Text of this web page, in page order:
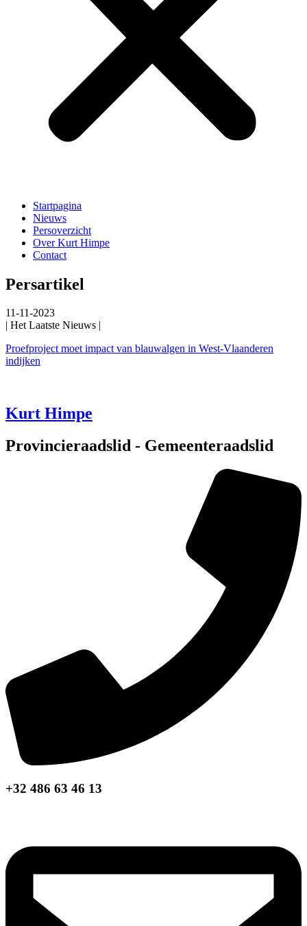
Startpagina
Nieuws
Persoverzicht
Over Kurt Himpe
Contact
Persartikel
11-11-2023
| Het Laatste Nieuws |
Proefproject moet impact van blauwalgen in West-Vlaanderen
indijken
Kurt Himpe
Provincieraadslid - Gemeenteraadslid
+32 486 63 46 13